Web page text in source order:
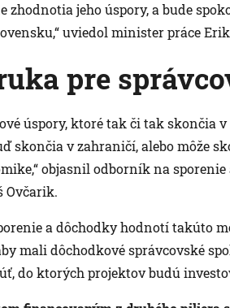
zhodnotia jeho úspory, a bude
uviedol minister práce Erik
pre
úspory, ktoré tak či tak skončia
skončia v zahraničí, alebo môže
objasnil odborník na
Ovčarik.
a dôchodky hodnotí takúto
mali dôchodkové správcovské
do ktorých projektov budú